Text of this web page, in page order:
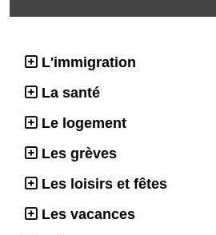
L'immigration
La santé
Le logement
Les grèves
Les loisirs et fêtes
Les vacances